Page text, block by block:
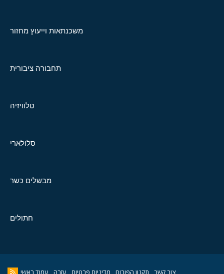
משכנתאות וייעוץ מחזור
תחבורה ציבורית
טלוויזיה
סלולארי
מבשלים כשר
חתולים
צור קשר תקנון הפורום מדיניות פרטיות עזרה עמוד ראשי